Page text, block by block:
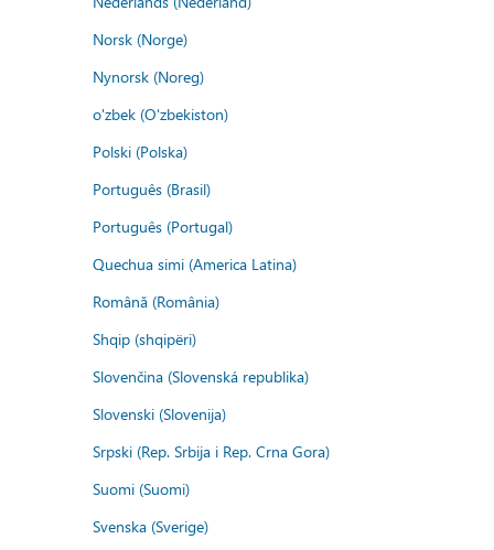
Norsk (Norge)
Nynorsk (Noreg)
o'zbek (O'zbekiston)
Polski (Polska)
Português (Brasil)
Português (Portugal)
Quechua simi (America Latina)
Română (România)
Shqip (shqipëri)
Slovenčina (Slovenská republika)
Slovenski (Slovenija)
Srpski (Rep. Srbija i Rep. Crna Gora)
Suomi (Suomi)
Svenska (Sverige)